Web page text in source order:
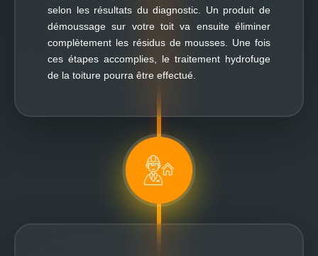
selon les résultats du diagnostic. Un produit de
démoussage sur votre toit va ensuite éliminer
complètement les résidus de mousses. Une fois
ces étapes accomplies, le traitement hydrofuge
de la toiture pourra être effectué.